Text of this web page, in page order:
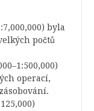
byla
počtů
operací,